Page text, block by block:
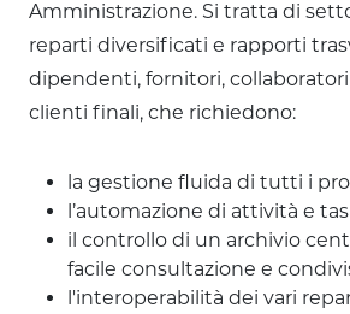
Amministrazione. Si tratta di
reparti diversificati e rapporti
dipendenti, fornitori,
clienti finali, che richiedono:
la gestione fluida di tutti i
l’automazione di attività e
il controllo di un archivio
facile consultazione e
l'interoperabilità dei vari